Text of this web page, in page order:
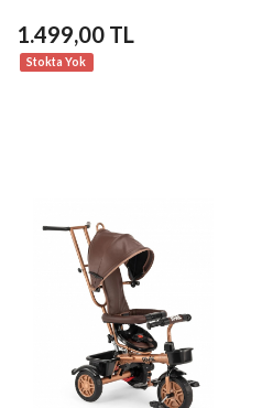
1.499,00 TL
Stokta Yok